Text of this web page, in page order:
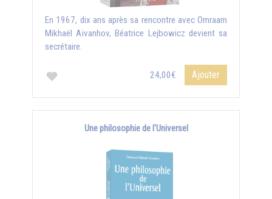
En 1967, dix ans après sa rencontre avec Omraam
Mikhaël Aïvanhov, Béatrice Lejbowicz devient sa
secrétaire.
24,00€ Ajouter
Une philosophie de l'Universel